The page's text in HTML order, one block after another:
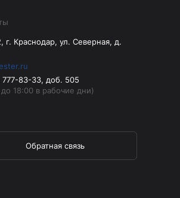
г. Краснодар, ул. Северная, д.
83-33, доб. 505
18:00 в рабочие дни)
Обратная связь